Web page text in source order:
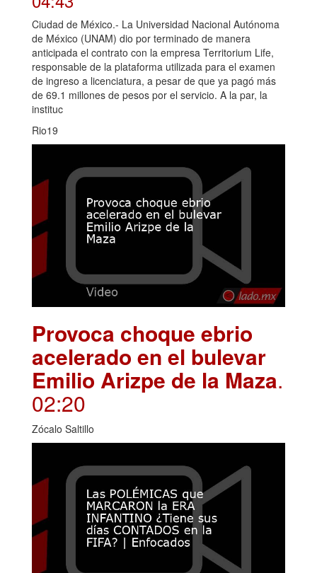
Ciudad de México.- La Universidad Nacional Autónoma
de México (UNAM) dio por terminado de manera
anticipada el contrato con la empresa Territorium Life,
responsable de la plataforma utilizada para el examen
de ingreso a licenciatura, a pesar de que ya pagó más
de 69.1 millones de pesos por el servicio. A la par, la
instituc
Rio19
Provoca choque ebrio
acelerado en el bulevar
Emilio Arizpe de la Maza.
02:20
Zócalo Saltillo